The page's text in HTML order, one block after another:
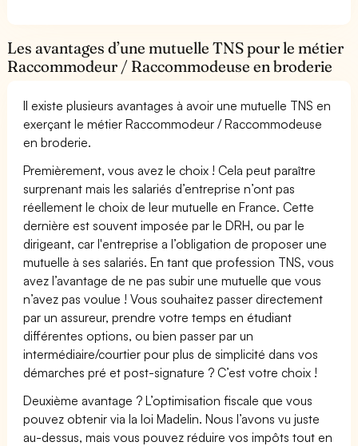
Les avantages d’une mutuelle TNS pour le métier
Raccommodeur / Raccommodeuse en broderie
Il existe plusieurs avantages à avoir une mutuelle TNS en
exerçant le métier Raccommodeur / Raccommodeuse
en broderie.
Premièrement, vous avez le choix ! Cela peut paraître
surprenant mais les salariés d’entreprise n’ont pas
réellement le choix de leur mutuelle en France. Cette
dernière est souvent imposée par le DRH, ou par le
dirigeant, car l'entreprise a l’obligation de proposer une
mutuelle à ses salariés. En tant que profession TNS, vous
avez l’avantage de ne pas subir une mutuelle que vous
n’avez pas voulue ! Vous souhaitez passer directement
par un assureur, prendre votre temps en étudiant
différentes options, ou bien passer par un
intermédiaire/courtier pour plus de simplicité dans vos
démarches pré et post-signature ? C’est votre choix !
Deuxième avantage ? L’optimisation fiscale que vous
pouvez obtenir via la loi Madelin. Nous l’avons vu juste
au-dessus, mais vous pouvez réduire vos impôts tout en